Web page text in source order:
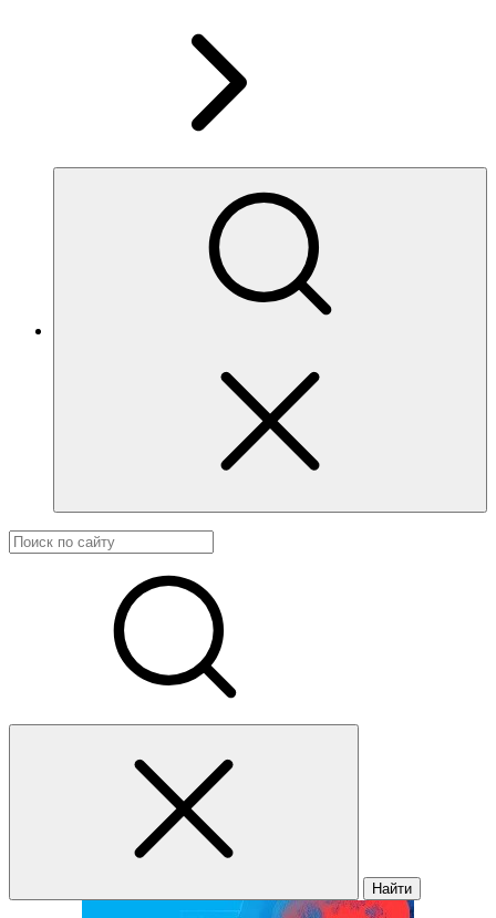
Найти